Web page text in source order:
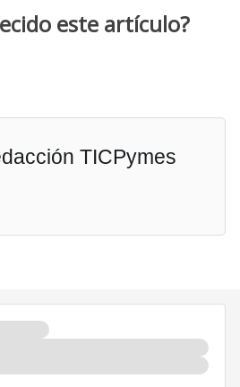
este artículo?
TICPymes